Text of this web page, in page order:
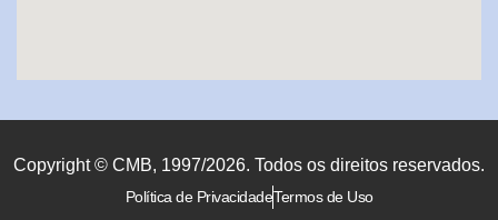
Copyright © CMB, 1997/2026. Todos os direitos reservados.
Política de PrivacidadeTermos de Uso